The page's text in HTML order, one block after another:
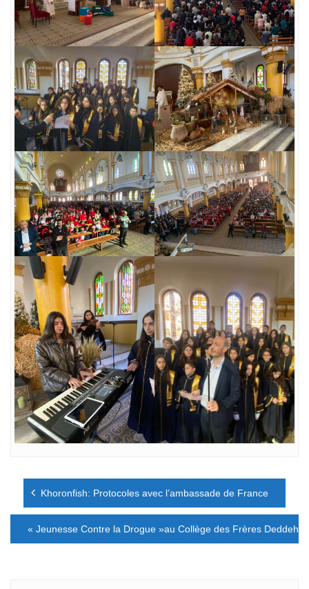
Navigation
l’article
Khoronfish: Protocoles avec l’ambassade de France
« Jeunesse Contre la Drogue »au Collège des Frères Deddeh